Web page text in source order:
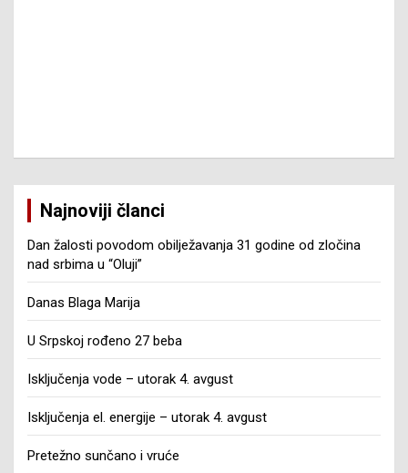
Najnoviji članci
Dan žalosti povodom obilježavanja 31 godine od zločina
nad srbima u “Oluji”
Danas Blaga Marija
U Srpskoj rođeno 27 beba
Isključenja vode – utorak 4. avgust
Isključenja el. energije – utorak 4. avgust
Pretežno sunčano i vruće